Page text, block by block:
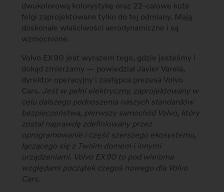
dwukolorową kolorystykę oraz 22-calowe kute
felgi zaprojektowane tylko do tej odmiany. Mają
doskonałe właściwości aerodynamiczne i są
wzmocnione.
Volvo EX90 jest wyrazem tego, gdzie jesteśmy i
dokąd zmierzamy — powiedział Javier Varela,
dyrektor operacyjny i zastępca prezesa Volvo
Cars. Jest w pełni elektryczny, zaprojektowany w
celu dalszego podnoszenia naszych standardów
bezpieczeństwa, pierwszy samochód Volvo, który
został naprawdę zdefiniowany przez
oprogramowanie i część szerszego ekosystemu,
łączącego się z Twoim domem i innymi
urządzeniami. Volvo EX90 to pod wieloma
względami początek czegoś nowego dla Volvo
Cars.